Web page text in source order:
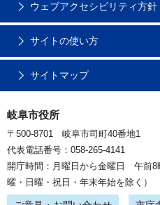
ウェブアクセシビリティ方針
サイトの使い方
サイトマップ
岐阜市役所
〒500-8701 岐阜市司町40番地1
代表電話番号：058-265-4141
開庁時間：月曜日から金曜日 午前8
曜・日曜・祝日・年末年始を除く）